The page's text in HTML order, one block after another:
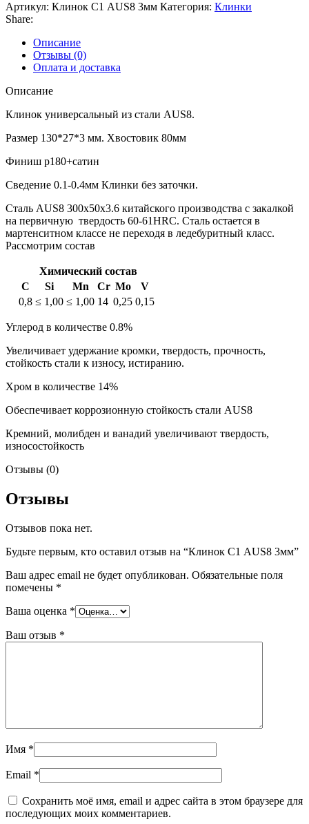
Артикул: Клинок С1 AUS8 3мм Категория: Клинки
Share:
Описание
Отзывы (0)
Оплата и доставка
Описание
Клинок универсальный из стали AUS8.
Размер 130*27*3 мм. Хвостовик 80мм
Финиш p180+сатин
Сведение 0.1-0.4мм Клинки без заточки.
Сталь AUS8 300x50x3.6 китайского производства с закалкой
на первичную твердость 60-61HRC. Сталь остается в
мартенситном классе не переходя в ледебуритный класс.
Рассмотрим состав
Химический состав
C
Si Mn Cr Mo
V
0,8 ≤ 1,00 ≤ 1,00 14 0,25 0,15
Углерод в количестве 0.8%
Увеличивает удержание кромки, твердость, прочность,
стойкость стали к износу, истиранию.
Хром в количестве 14%
Обеспечивает коррозионную стойкость стали AUS8
Кремний, молибден и ванадий увеличивают твердость,
износостойкость
Отзывы (0)
Отзывы
Отзывов пока нет.
Будьте первым, кто оставил отзыв на “Клинок С1 AUS8 3мм”
Ваш адрес email не будет опубликован. Обязательные поля
помечены *
Ваша оценка *
Ваш отзыв *
Имя *
Email *
Сохранить моё имя, email и адрес сайта в этом браузере для
последующих моих комментариев.